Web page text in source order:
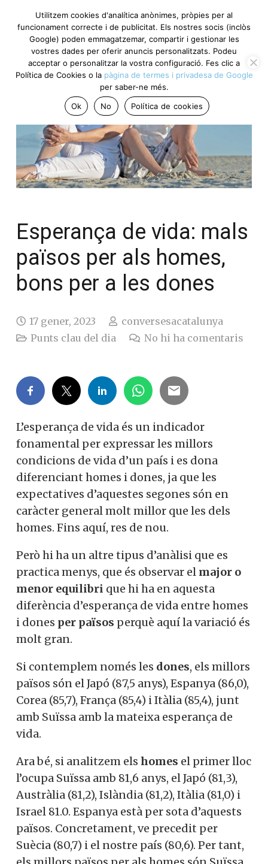
Esperança de vida: mals
països per als homes,
bons per a les dones
17 gener, 2023
conversesacatalunya
Punts clau del dia
No hi ha comentaris
L’esperança de vida és un indicador
fonamental per expressar les millors
condicions de vida d’un país i es dona
diferenciant homes i dones, ja que les
expectatives d’aquestes segones són en
caràcter general molt millor que les dels
homes. Fins aquí, res de nou.
Però hi ha un altre tipus d’anàlisi que es
practica menys, que és observar el major o
menor equilibri que hi ha en aquesta
diferència d’esperança de vida entre homes
i dones per països perquè aquí la variació és
molt gran.
Si contemplem només les dones, els millors
països són el Japó (87,5 anys), Espanya (86,0),
Corea (85,7), França (85,4) i Itàlia (85,4), junt
amb Suïssa amb la mateixa esperança de
vida.
Ara bé, si analitzem els homes el primer lloc
l’ocupa Suïssa amb 81,6 anys, el Japó (81,3),
Austràlia (81,2), Islàndia (81,2), Itàlia (81,0) i
Israel 81.0. Espanya està per sota d’aquests
països. Concretament, ve precedit per
Suècia (80,7) i el nostre país (80,6). Per tant,
Utilitzem cookies d'analítica anònimes, pròpies per al
funcionament correcte i de publicitat. Els nostres socis (inclòs
Google) poden emmagatzemar, compartir i gestionar les
vostres dades per oferir anuncis personalitzats. Podeu
acceptar o personalitzar la vostra configuració. Fes clic a
Política de Cookies o la pàgina de termes i privadesa de Google
per saber-ne més.
Ok
No Política de cookies